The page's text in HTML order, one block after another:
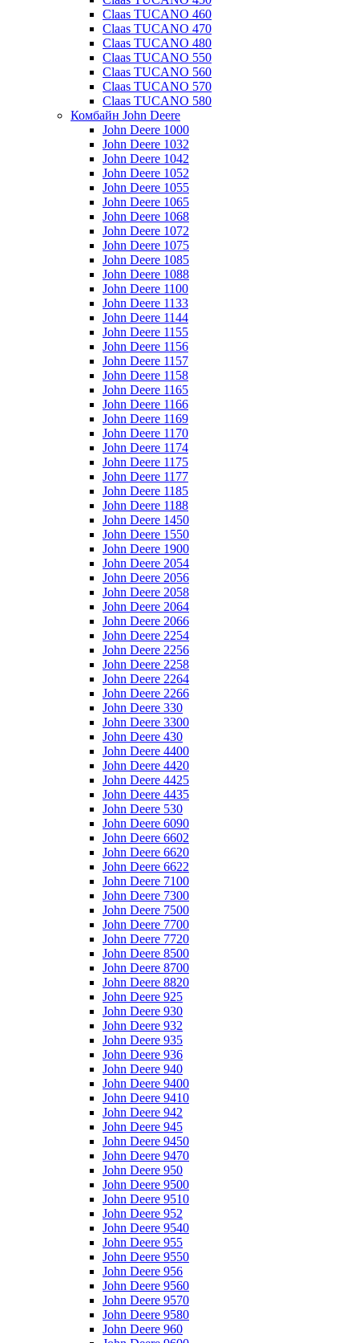
Claas TUCANO 460
Claas TUCANO 470
Claas TUCANO 480
Claas TUCANO 550
Claas TUCANO 560
Claas TUCANO 570
Claas TUCANO 580
Комбайн John Deere
John Deere 1000
John Deere 1032
John Deere 1042
John Deere 1052
John Deere 1055
John Deere 1065
John Deere 1068
John Deere 1072
John Deere 1075
John Deere 1085
John Deere 1088
John Deere 1100
John Deere 1133
John Deere 1144
John Deere 1155
John Deere 1156
John Deere 1157
John Deere 1158
John Deere 1165
John Deere 1166
John Deere 1169
John Deere 1170
John Deere 1174
John Deere 1175
John Deere 1177
John Deere 1185
John Deere 1188
John Deere 1450
John Deere 1550
John Deere 1900
John Deere 2054
John Deere 2056
John Deere 2058
John Deere 2064
John Deere 2066
John Deere 2254
John Deere 2256
John Deere 2258
John Deere 2264
John Deere 2266
John Deere 330
John Deere 3300
John Deere 430
John Deere 4400
John Deere 4420
John Deere 4425
John Deere 4435
John Deere 530
John Deere 6090
John Deere 6602
John Deere 6620
John Deere 6622
John Deere 7100
John Deere 7300
John Deere 7500
John Deere 7700
John Deere 7720
John Deere 8500
John Deere 8700
John Deere 8820
John Deere 925
John Deere 930
John Deere 932
John Deere 935
John Deere 936
John Deere 940
John Deere 9400
John Deere 9410
John Deere 942
John Deere 945
John Deere 9450
John Deere 9470
John Deere 950
John Deere 9500
John Deere 9510
John Deere 952
John Deere 9540
John Deere 955
John Deere 9550
John Deere 956
John Deere 9560
John Deere 9570
John Deere 9580
John Deere 960